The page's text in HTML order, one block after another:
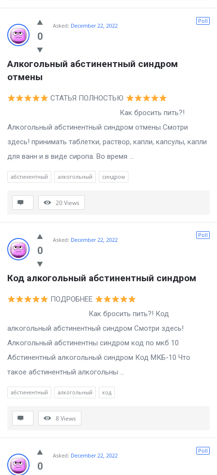
0
Poll
Asked: December 22, 2022
Алкогольный абстинентный синдром
отмены
СТАТЬЯ ПОЛНОСТЬЮ
Как бросить пить?!
Алкогольный абстинентный синдром отмены Смотри
здесь! принимать таблетки, раствор, капли, капсулы, капли
для ванн и в виде сиропа. Во время ...
абстинентный алкогольный синдром
20Views
0
Poll
Asked: December 22, 2022
Код алкогольный абстинентный синдром
ПОДРОБНЕЕ
Как бросить пить?! Код
алкогольный абстинентный синдром Смотри здесь!
Алкогольный абстинентны синдром код по мкб 10
Абстинентный алкогольный синдром Код МКБ-10 Что
такое абстинентный алкогольны ...
абстинентный алкогольный код
8Views
0
Poll
Asked: December 22, 2022